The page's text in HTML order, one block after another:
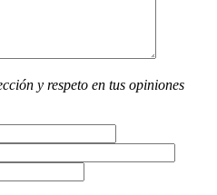
y respeto en tus opiniones